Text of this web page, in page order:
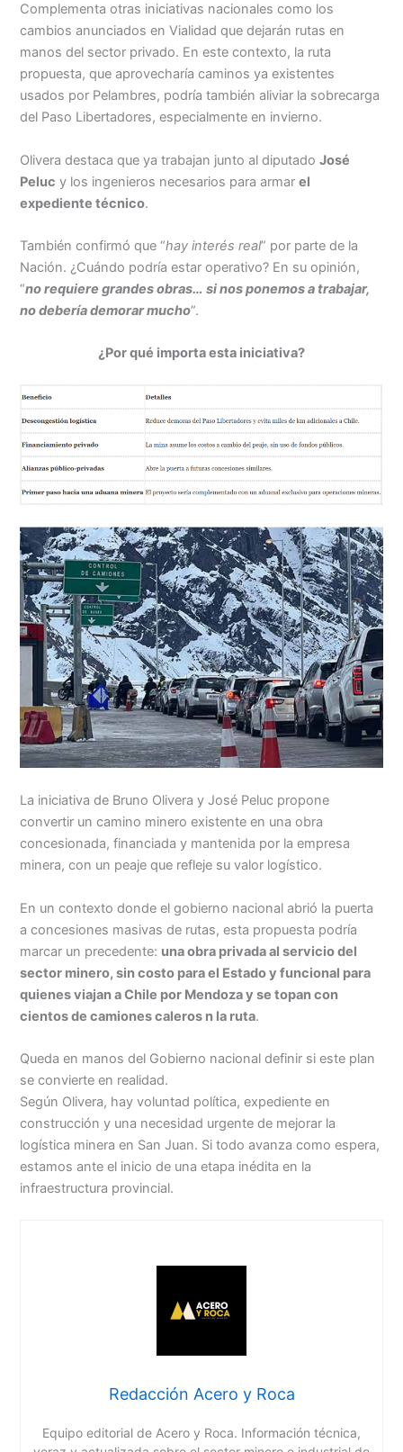
Complementa otras iniciativas nacionales como los
cambios anunciados en Vialidad que dejarán rutas en
manos del sector privado. En este contexto, la ruta
propuesta, que aprovecharía caminos ya existentes
usados por Pelambres, podría también aliviar la sobrecarga
del Paso Libertadores, especialmente en invierno.
Olivera destaca que ya trabajan junto al diputadoJosé
Peluc y los ingenieros necesarios para armarel
expediente técnico.
También confirmó que “hay interés real” por parte de la
Nación. ¿Cuándo podría estar operativo? En su opinión,
“no requiere grandes obras… si nos ponemos a trabajar,
no debería demorar mucho”.
¿Por qué importa esta iniciativa?
La iniciativa de Bruno Olivera y José Peluc propone
convertir un camino minero existente en una obra
concesionada, financiada y mantenida por la empresa
minera, con un peaje que refleje su valor logístico.
En un contexto donde el gobierno nacional abrió la puerta
a concesiones masivas de rutas, esta propuesta podría
marcar un precedente: una obra privada al servicio del
sector minero, sin costo para el Estado y funcional para
quienes viajan a Chile por Mendoza y se topan con
cientos de camiones caleros n la ruta.
Queda en manos del Gobierno nacional definir si este plan
se convierte en realidad.
Según Olivera, hay voluntad política, expediente en
construcción y una necesidad urgente de mejorar la
logística minera en San Juan. Si todo avanza como espera,
estamos ante el inicio de una etapa inédita en la
infraestructura provincial.
Redacción Acero y Roca
Equipo editorial de Acero y Roca. Información técnica,